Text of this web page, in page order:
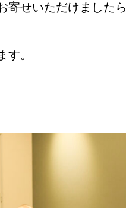
寄せいただけましたら
。